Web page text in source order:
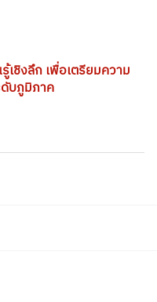
เชิงลึก เพื่อเตรียมความ
บภูมิภาค